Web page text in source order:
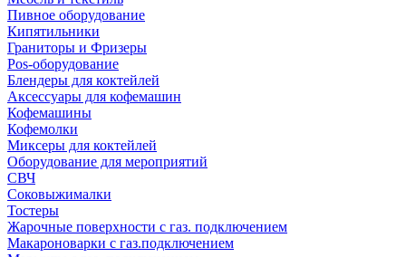
Пивное оборудование
Кипятильники
Граниторы и Фризеры
Pos-оборудование
Блендеры для коктейлей
Аксессуары для кофемашин
Кофемашины
Кофемолки
Миксеры для коктейлей
Оборудование для мероприятий
СВЧ
Соковыжималки
Тостеры
Жарочные поверхности с газ. подключением
Макароноварки с газ.подключением